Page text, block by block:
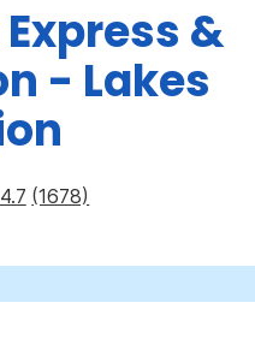
&
- Lakes
4.7 (1678)